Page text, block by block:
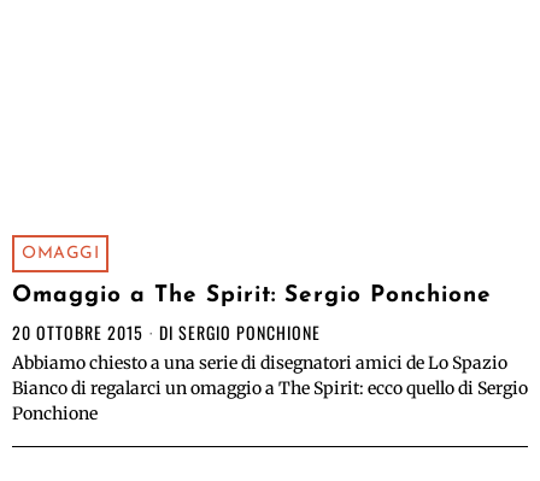
OMAGGI
Omaggio a The Spirit: Sergio Ponchione
20 OTTOBRE 2015 DI SERGIO PONCHIONE
Abbiamo chiesto a una serie di disegnatori amici de Lo Spazio
Bianco di regalarci un omaggio a The Spirit: ecco quello di Sergio
Ponchione